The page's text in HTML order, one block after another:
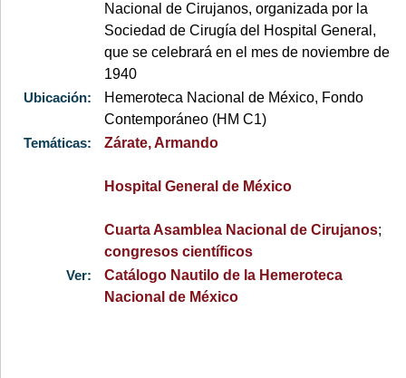
Nacional de Cirujanos, organizada por la
Sociedad de Cirugía del Hospital General,
que se celebrará en el mes de noviembre de
1940
Ubicación:
Hemeroteca Nacional de México, Fondo
Contemporáneo (HM C1)
Temáticas:
Zárate, Armando
Hospital General de México
Cuarta Asamblea Nacional de Cirujanos;
congresos científicos
Ver:
Catálogo Nautilo de la Hemeroteca
Nacional de México